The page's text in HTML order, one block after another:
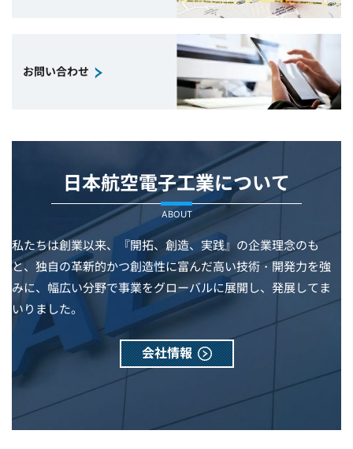
お問い合わせ
日本航空電子工業について
ABOUT
私たちは創業以来、『開拓、創造、実践』の企業理念のも
と、独自の革新的かつ創造性に富んだ高い技術・開発力を強
みに、幅広い分野で事業をグローバルに展開し、発展してま
いりました。
会社情報